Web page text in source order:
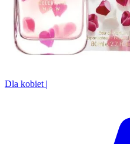
Dla kobiet |